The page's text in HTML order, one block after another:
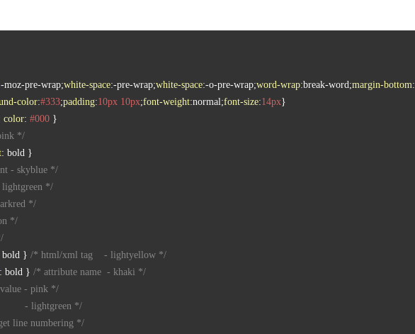
moz-pre-wrap;white-space:-pre-wrap;white-space:-o-pre-wrap;word-wrap:break-word;margin-bottom:
color:#333;padding:10px 10px;font-weight:normal;font-size:14px
color: #000
*/
- skyblue */
*/
*/
*/
bold } /* html/xml tag    - lightyellow */
bold } /* attribute name  - khaki */
- pink */
- lightgreen */
line numbering */